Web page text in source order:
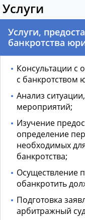
Услуги
Услуги,
банкротства
Консультации с
с банкротством
Анализ
мероприятий;
Изучение
определение
необходимых
банкротства;
Осуществление
обанкротить
Подготовка
арбитражный